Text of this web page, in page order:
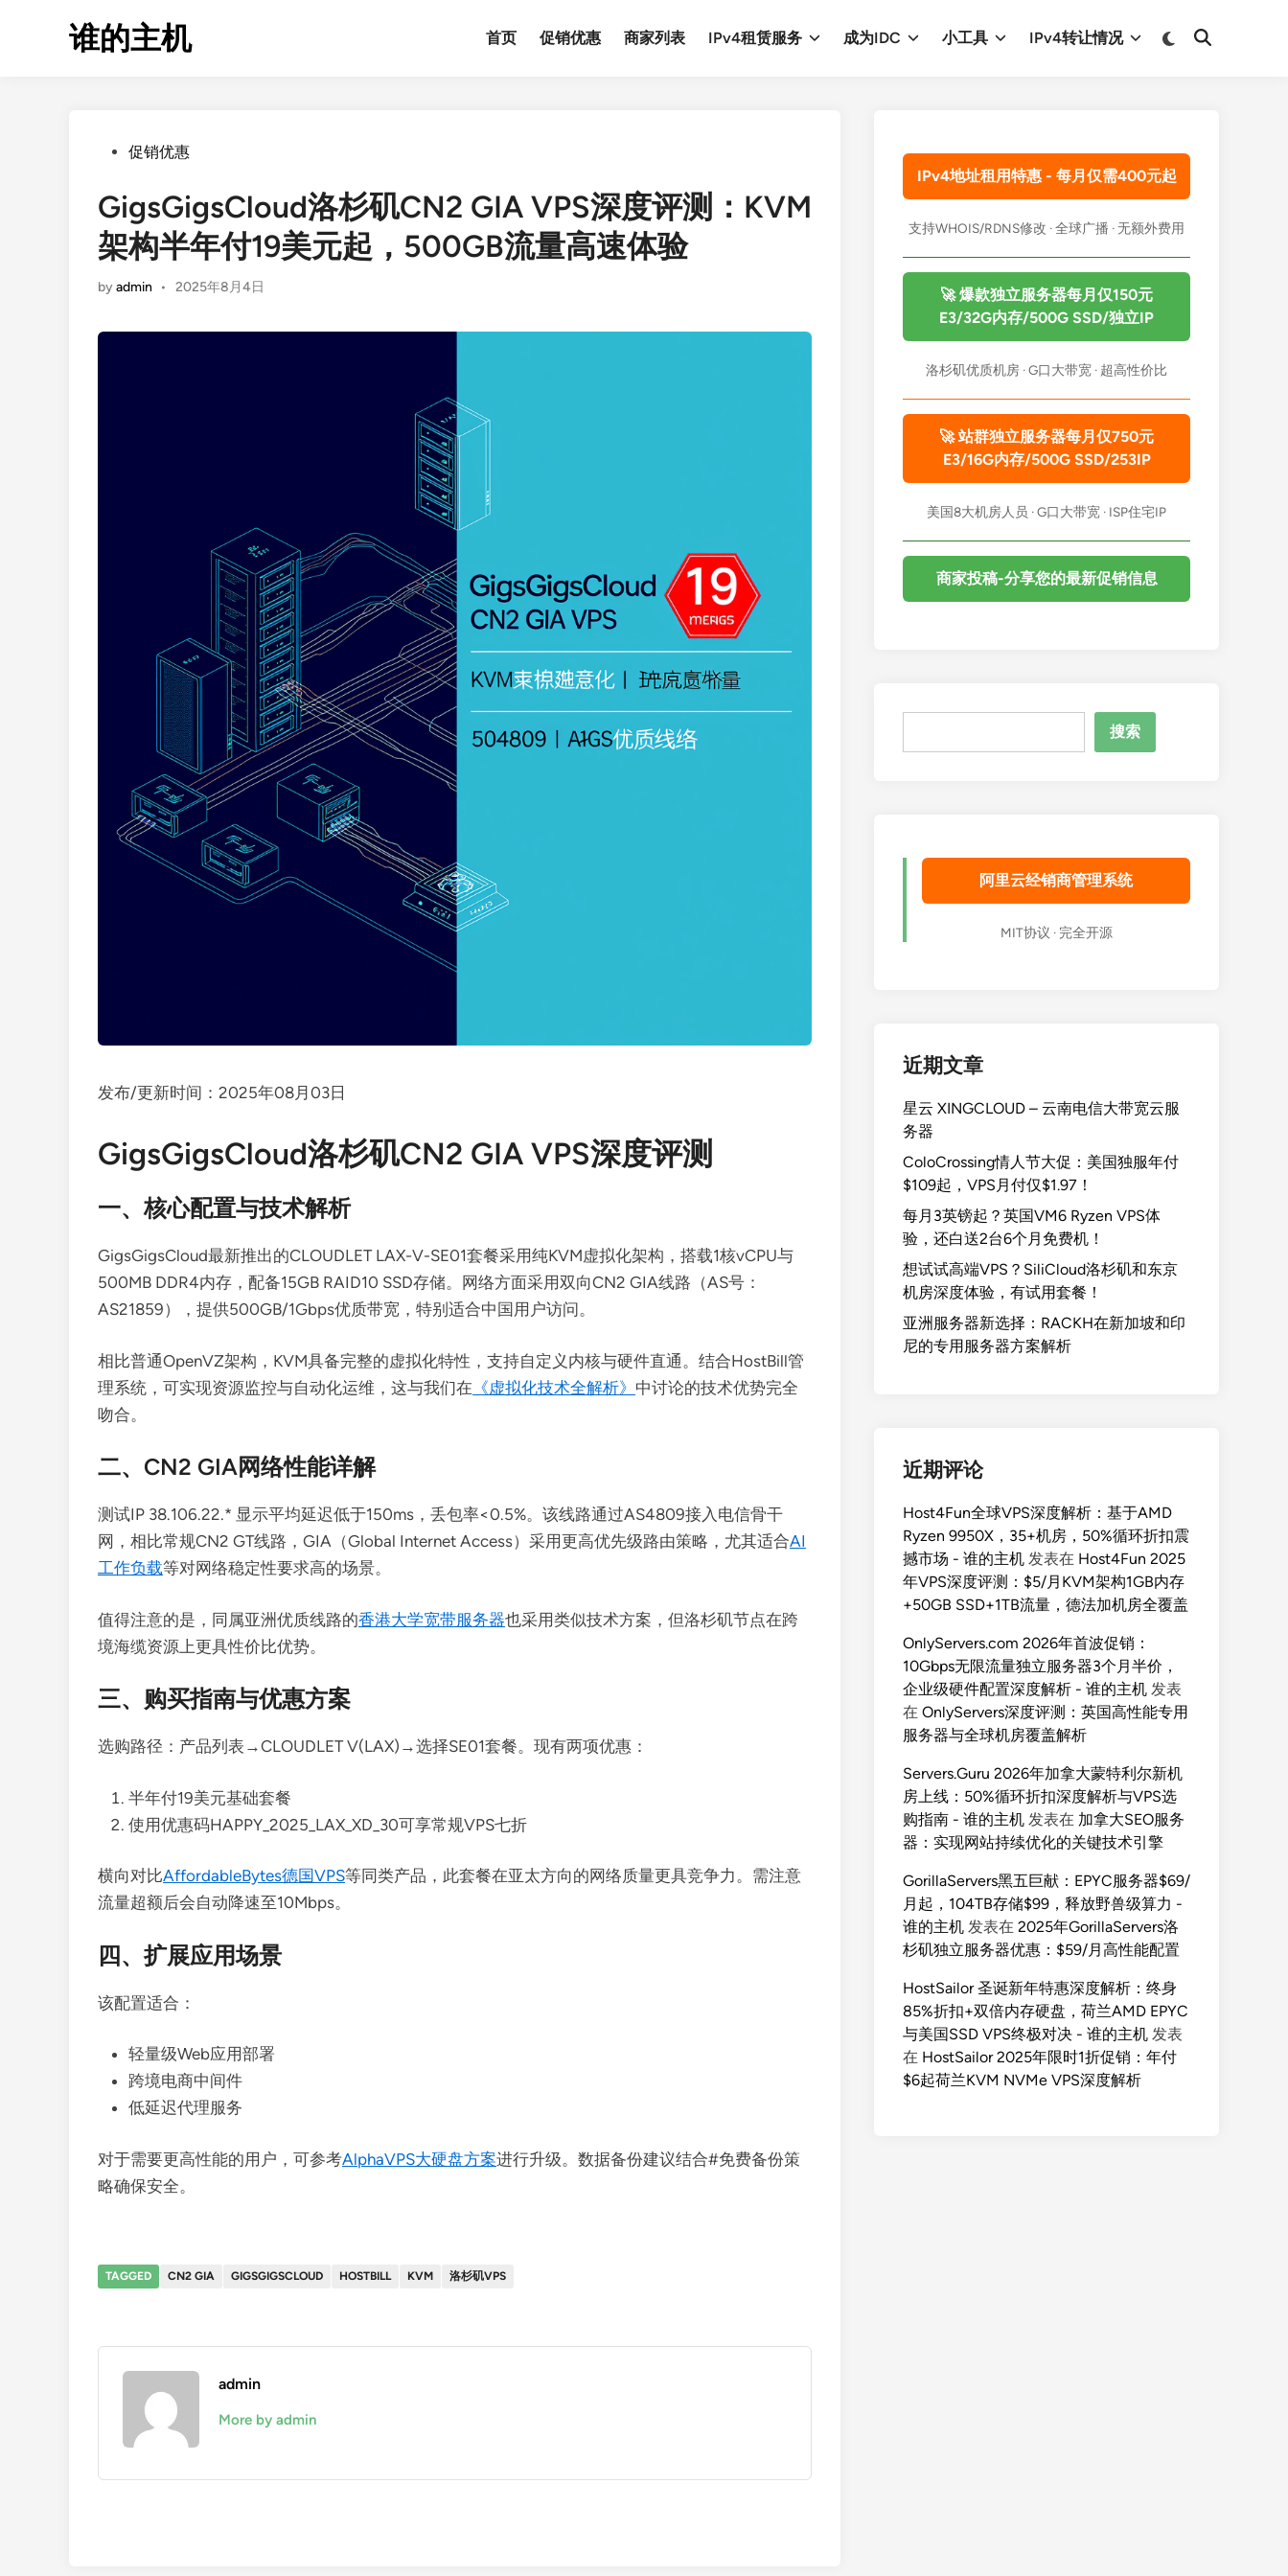
谁的主机 首页 促销优惠 商家列表 IPv4租赁服务 成为IDC 小工具 IPv4转让情况
Switch
Open
Posted促销优惠
GigsGigsCloud洛杉矶CN2 GIA VPS深度评测：KVM
架构半年付19美元起，500GB流量高速体验
byadmin • 2025年8月4日
发布/更新时间：2025年08月03日
GigsGigsCloud洛杉矶CN2 GIA VPS深度评测
一、核心配置与技术解析
GigsGigsCloud最新推出的CLOUDLET LAX-V-SE01套餐采用纯KVM虚拟化架构，搭载1核vCPU与
500MB DDR4内存，配备15GB RAID10 SSD存储。网络方面采用双向CN2 GIA线路（AS号：
AS21859），提供500GB/1Gbps优质带宽，特别适合中国用户访问。
相比普通OpenVZ架构，KVM具备完整的虚拟化特性，支持自定义内核与硬件直通。结合HostBill管
理系统，可实现资源监控与自动化运维，这与我们在 《虚拟化技术全解析》 中讨论的技术优势完全
吻合。
二、CN2 GIA网络性能详解
测试IP 38.106.22.* 显示平均延迟低于150ms，丢包率<0.5%。该线路通过AS4809接入电信骨干
网，相比常规CN2 GT线路，GIA（Global Internet Access）采用更高优先级路由策略，尤其适合AI
工作负载等对网络稳定性要求高的场景。
值得注意的是，同属亚洲优质线路的香港大学宽带服务器也采用类似技术方案，但洛杉矶节点在跨
境海缆资源上更具性价比优势。
三、购买指南与优惠方案
选购路径：产品列表→CLOUDLET V(LAX)→选择SE01套餐。现有两项优惠：
半年付19美元基础套餐
使用优惠码HAPPY_2025_LAX_XD_30可享常规VPS七折
横向对比AffordableBytes德国VPS等同类产品，此套餐在亚太方向的网络质量更具竞争力。需注意
流量超额后会自动降速至10Mbps。
四、扩展应用场景
该配置适合：
轻量级Web应用部署
跨境电商中间件
低延迟代理服务
对于需要更高性能的用户，可参考AlphaVPS大硬盘方案进行升级。数据备份建议结合#免费备份策
略确保安全。
TAGGED CN2 GIA GIGSGIGSCLOUD HOSTBILL KVM 洛杉矶VPS
admin
More by admin
IPv4地址租用特惠 - 每月仅需400元起
支持WHOIS/RDNS修改 · 全球广播 · 无额外费用
🚀 爆款独立服务器每月仅150元
E3/32G内存/500G SSD/独立IP
洛杉矶优质机房 · G口大带宽 · 超高性价比
🚀 站群独立服务器每月仅750元
E3/16G内存/500G SSD/253IP
美国8大机房人员 · G口大带宽 · ISP住宅IP
商家投稿-分享您的最新促销信息
搜索
阿里云经销商管理系统
MIT协议 · 完全开源
近期文章
星云 XINGCLOUD – 云南电信大带宽云服
务器
ColoCrossing情人节大促：美国独服年付
$109起，VPS月付仅$1.97！
每月3英镑起？英国VM6 Ryzen VPS体
验，还白送2台6个月免费机！
想试试高端VPS？SiliCloud洛杉矶和东京
机房深度体验，有试用套餐！
亚洲服务器新选择：RACKH在新加坡和印
尼的专用服务器方案解析
近期评论
Host4Fun全球VPS深度解析：基于AMD
Ryzen 9950X，35+机房，50%循环折扣震
撼市场 - 谁的主机 发表在 Host4Fun 2025
年VPS深度评测：$5/月KVM架构1GB内存
+50GB SSD+1TB流量，德法加机房全覆盖
OnlyServers.com 2026年首波促销：
10Gbps无限流量独立服务器3个月半价，
企业级硬件配置深度解析 - 谁的主机 发表
在 OnlyServers深度评测：英国高性能专用
服务器与全球机房覆盖解析
Servers.Guru 2026年加拿大蒙特利尔新机
房上线：50%循环折扣深度解析与VPS选
购指南 - 谁的主机 发表在 加拿大SEO服务
器：实现网站持续优化的关键技术引擎
GorillaServers黑五巨献：EPYC服务器$69/
月起，104TB存储$99，释放野兽级算力 -
谁的主机 发表在 2025年GorillaServers洛
杉矶独立服务器优惠：$59/月高性能配置
HostSailor 圣诞新年特惠深度解析：终身
85%折扣+双倍内存硬盘，荷兰AMD EPYC
与美国SSD VPS终极对决 - 谁的主机 发表
在 HostSailor 2025年限时1折促销：年付
$6起荷兰KVM NVMe VPS深度解析